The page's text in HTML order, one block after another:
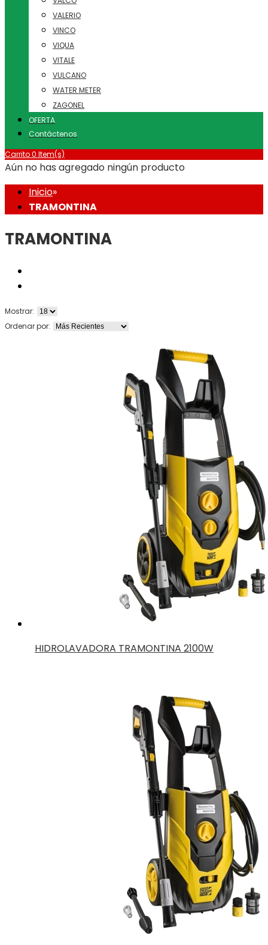
VALERIO
VINCO
VIQUA
VITALE
VULCANO
WATER METER
ZAGONEL
OFERTA
Contáctenos
Carrito0 Item(s)
Aún no has agregado ningún producto
Inicio»
TRAMONTINA
TRAMONTINA
Mostrar:
Ordenar por:
HIDROLAVADORA TRAMONTINA 2100W